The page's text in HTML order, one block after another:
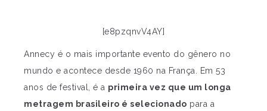
[e8pzqnvV4AY]
Annecy é o mais importante evento do gênero no
mundo e acontece desde 1960 na França. Em 53
anos de festival, é a primeira vez que um longa
metragem brasileiro é selecionado para a